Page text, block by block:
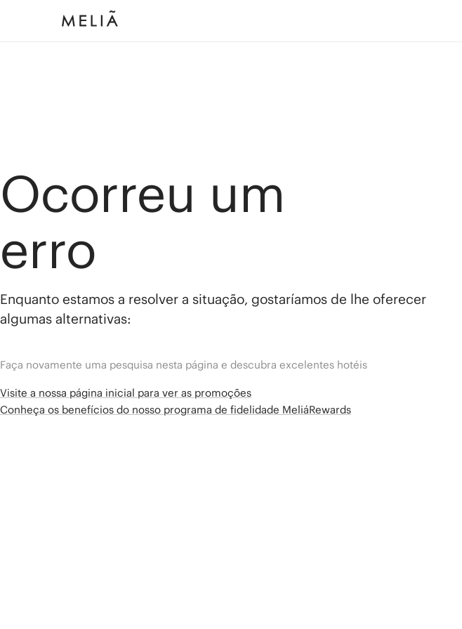
Ocorreu um
erro
Enquanto estamos a resolver a situação, gostaríamos de lhe oferecer
algumas alternativas:
Faça novamente uma pesquisa nesta página e descubra excelentes hotéis
Visite a nossa página inicial para ver as promoções
Conheça os benefícios do nosso programa de fidelidade MeliáRewards